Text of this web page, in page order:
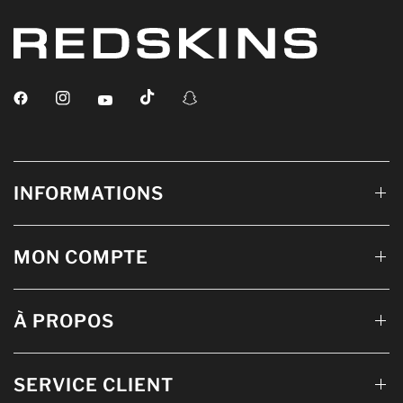
INFORMATIONS
MON COMPTE
À PROPOS
SERVICE CLIENT